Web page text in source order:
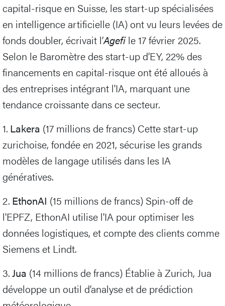
capital-risque en Suisse, les start-up spécialisées
en intelligence artificielle (IA) ont vu leurs levées de
fonds doubler, écrivait l’Agefile 17 février 2025.
Selon le Baromètre des start-up d’EY, 22% des
financements en capital-risque ont été alloués à
des entreprises intégrant l'IA, marquant une
tendance croissante dans ce secteur.
1. Lakera (17 millions de francs) Cette start-up
zurichoise, fondée en 2021, sécurise les grands
modèles de langage utilisés dans les IA
génératives.
2. EthonAI (15 millions de francs) Spin-off de
l'EPFZ, EthonAI utilise l'IA pour optimiser les
données logistiques, et compte des clients comme
Siemens et Lindt.
3.Jua (14 millions de francs) Établie à Zurich, Jua
développe un outil d’analyse et de prédiction